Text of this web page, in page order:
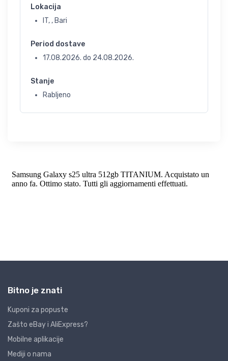
Lokacija
IT, , Bari
Period dostave
17.08.2026. do 24.08.2026.
Stanje
Rabljeno
Bitno je znati
Kuponi za popuste
Zašto eBay i AliExpress?
Mobilne aplikacije
Mediji o nama